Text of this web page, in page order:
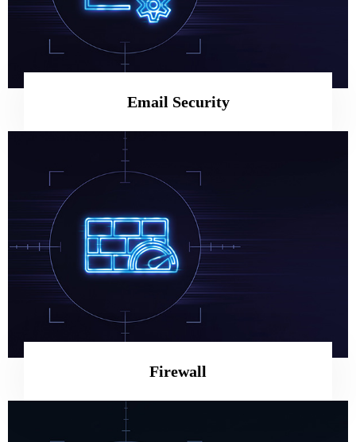
Email Security
Firewall